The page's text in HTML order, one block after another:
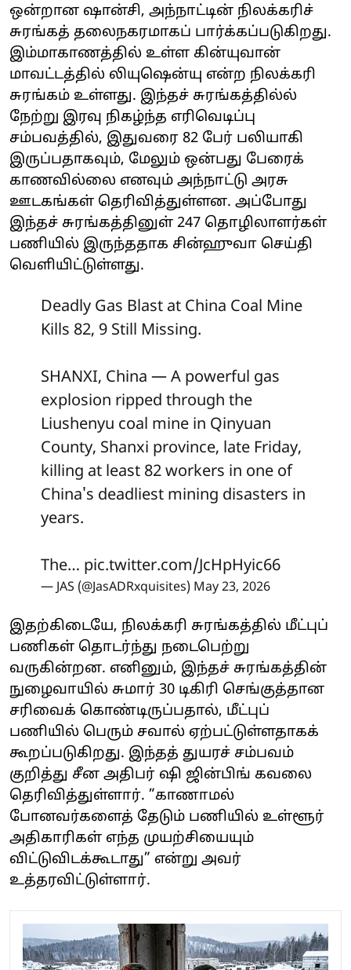
ஒன்றான ஷான்சி, அந்நாட்டின் நிலக்கரிச்
சுரங்கத் தலைநகரமாகப் பார்க்கப்படுகிறது.
இம்மாகாணத்தில் உள்ள கின்யுவான்
மாவட்டத்தில் லியுஷென்யு என்ற நிலக்கரி
சுரங்கம் உள்ளது. இந்தச் சுரங்கத்தில்ல்
நேற்று இரவு நிகழ்ந்த எரிவெடிப்பு
சம்பவத்தில், இதுவரை 82 பேர் பலியாகி
இருப்பதாகவும், மேலும் ஒன்பது பேரைக்
காணவில்லை எனவும் அந்நாட்டு அரசு
ஊடகங்கள் தெரிவித்துள்ளன. அப்போது
இந்தச் சுரங்கத்தினுள் 247 தொழிலாளர்கள்
பணியில் இருந்ததாக சின்ஹுவா செய்தி
வெளியிட்டுள்ளது.
Deadly Gas Blast at China Coal Mine
Kills 82, 9 Still Missing.
SHANXI, China — A powerful gas
explosion ripped through the
Liushenyu coal mine in Qinyuan
County, Shanxi province, late Friday,
killing at least 82 workers in one of
China's deadliest mining disasters in
years.
The… pic.twitter.com/JcHpHyic66
— JAS (@JasADRxquisites) May 23, 2026
இதற்கிடையே, நிலக்கரி சுரங்கத்தில் மீட்புப்
பணிகள் தொடர்ந்து நடைபெற்று
வருகின்றன. எனினும், இந்தச் சுரங்கத்தின்
நுழைவாயில் சுமார் 30 டிகிரி செங்குத்தான
சரிவைக் கொண்டிருப்பதால், மீட்புப்
பணியில் பெரும் சவால் ஏற்பட்டுள்ளதாகக்
கூறப்படுகிறது. இந்தத் துயரச் சம்பவம்
குறித்து சீன அதிபர் ஷி ஜின்பிங் கவலை
தெரிவித்துள்ளார். ”காணாமல்
போனவர்களைத் தேடும் பணியில் உள்ளூர்
அதிகாரிகள் எந்த முயற்சியையும்
விட்டுவிடக்கூடாது” என்று அவர்
உத்தரவிட்டுள்ளார்.